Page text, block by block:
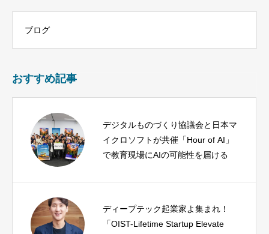
ブログ
おすすめ記事
デジタルものづくり協議会と日本マ
イクロソフトが共催「Hour of AI」
で教育現場にAIの可能性を届ける
ディープテック起業家よ集まれ！
「OIST-Lifetime Startup Elevate